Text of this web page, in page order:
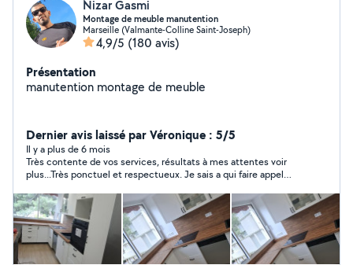
Nizar Gasmi
Montage de meuble manutention
Marseille (Valmante-Colline Saint-Joseph)
4,9/5 (180 avis)
Présentation
manutention montage de meuble
Dernier avis laissé par Véronique : 5/5
Il y a plus de 6 mois
Très contente de vos services, résultats à mes attentes voir
plus...Très ponctuel et respectueux. Je sais a qui faire appel
vous.